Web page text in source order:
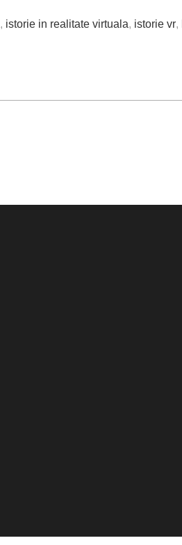
, istorie in realitate virtuala, istorie vr,